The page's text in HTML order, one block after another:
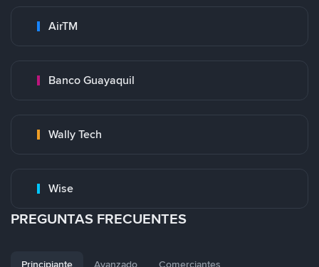
AirTM
Banco Guayaquil
Wally Tech
Wise
PREGUNTAS FRECUENTES
Principiante Avanzado Comerciantes